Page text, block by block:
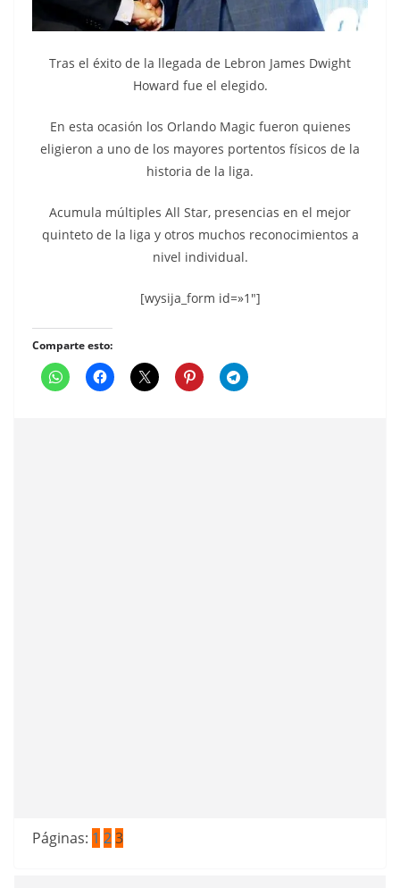
Tras el éxito de la llegada de Lebron James Dwight
Howard fue el elegido.
En esta ocasión los Orlando Magic fueron quienes
eligieron a uno de los mayores portentos físicos de la
historia de la liga.
Acumula múltiples All Star, presencias en el mejor
quinteto de la liga y otros muchos reconocimientos a
nivel individual.
[wysija_form id=»1″]
Comparte esto:
Páginas: 1 23